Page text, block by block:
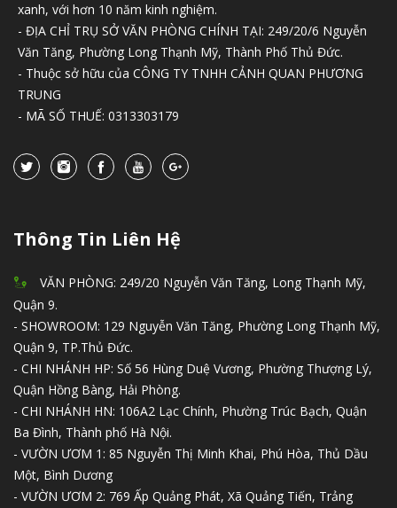
xanh, với hơn 10 năm kinh nghiệm.
- ĐỊA CHỈ TRỤ SỞ VĂN PHÒNG CHÍNH TẠI: 249/20/6 Nguyễn
Văn Tăng, Phường Long Thạnh Mỹ, Thành Phố Thủ Đức.
- Thuộc sở hữu của CÔNG TY TNHH CẢNH QUAN PHƯƠNG
TRUNG
- MÃ SỐ THUẾ: 0313303179
Thông Tin Liên Hệ
VĂN PHÒNG: 249/20 Nguyễn Văn Tăng, Long Thạnh Mỹ,
Quận 9.
- SHOWROOM: 129 Nguyễn Văn Tăng, Phường Long Thạnh Mỹ,
Quận 9, TP.Thủ Đức.
- CHI NHÁNH HP: Số 56 Hùng Duệ Vương, Phường Thượng Lý,
Quận Hồng Bàng, Hải Phòng.
- CHI NHÁNH HN: 106A2 Lạc Chính, Phường Trúc Bạch, Quận
Ba Đình, Thành phố Hà Nội.
- VƯỜN ƯƠM 1: 85 Nguyễn Thị Minh Khai, Phú Hòa, Thủ Dầu
Một, Bình Dương
- VƯỜN ƯƠM 2: 769 Ấp Quảng Phát, Xã Quảng Tiến, Trảng